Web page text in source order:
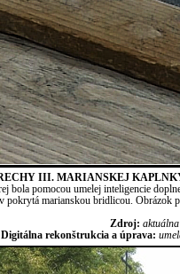
III. MARIANSKEJ
bola pomocou umelej inteligencie
marianskou bridlicou. Obrázok
Zdroj:
Digitálna rekonštrukcia a úprava: